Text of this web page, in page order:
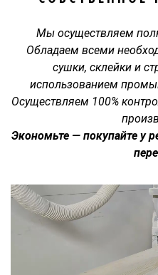
Мы осуществляем
Обладаем всеми
сушки, склейки и
использованием
Осуществляем 100%
Экономьте — покупайте у